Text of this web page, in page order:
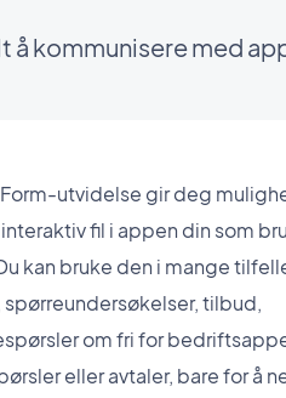
å kommunisere med
utvidelse gir deg
fil i appen din som
kan bruke den i mange
spørreundersøkelser, tilbud,
om fri for
eller avtaler, bare for å